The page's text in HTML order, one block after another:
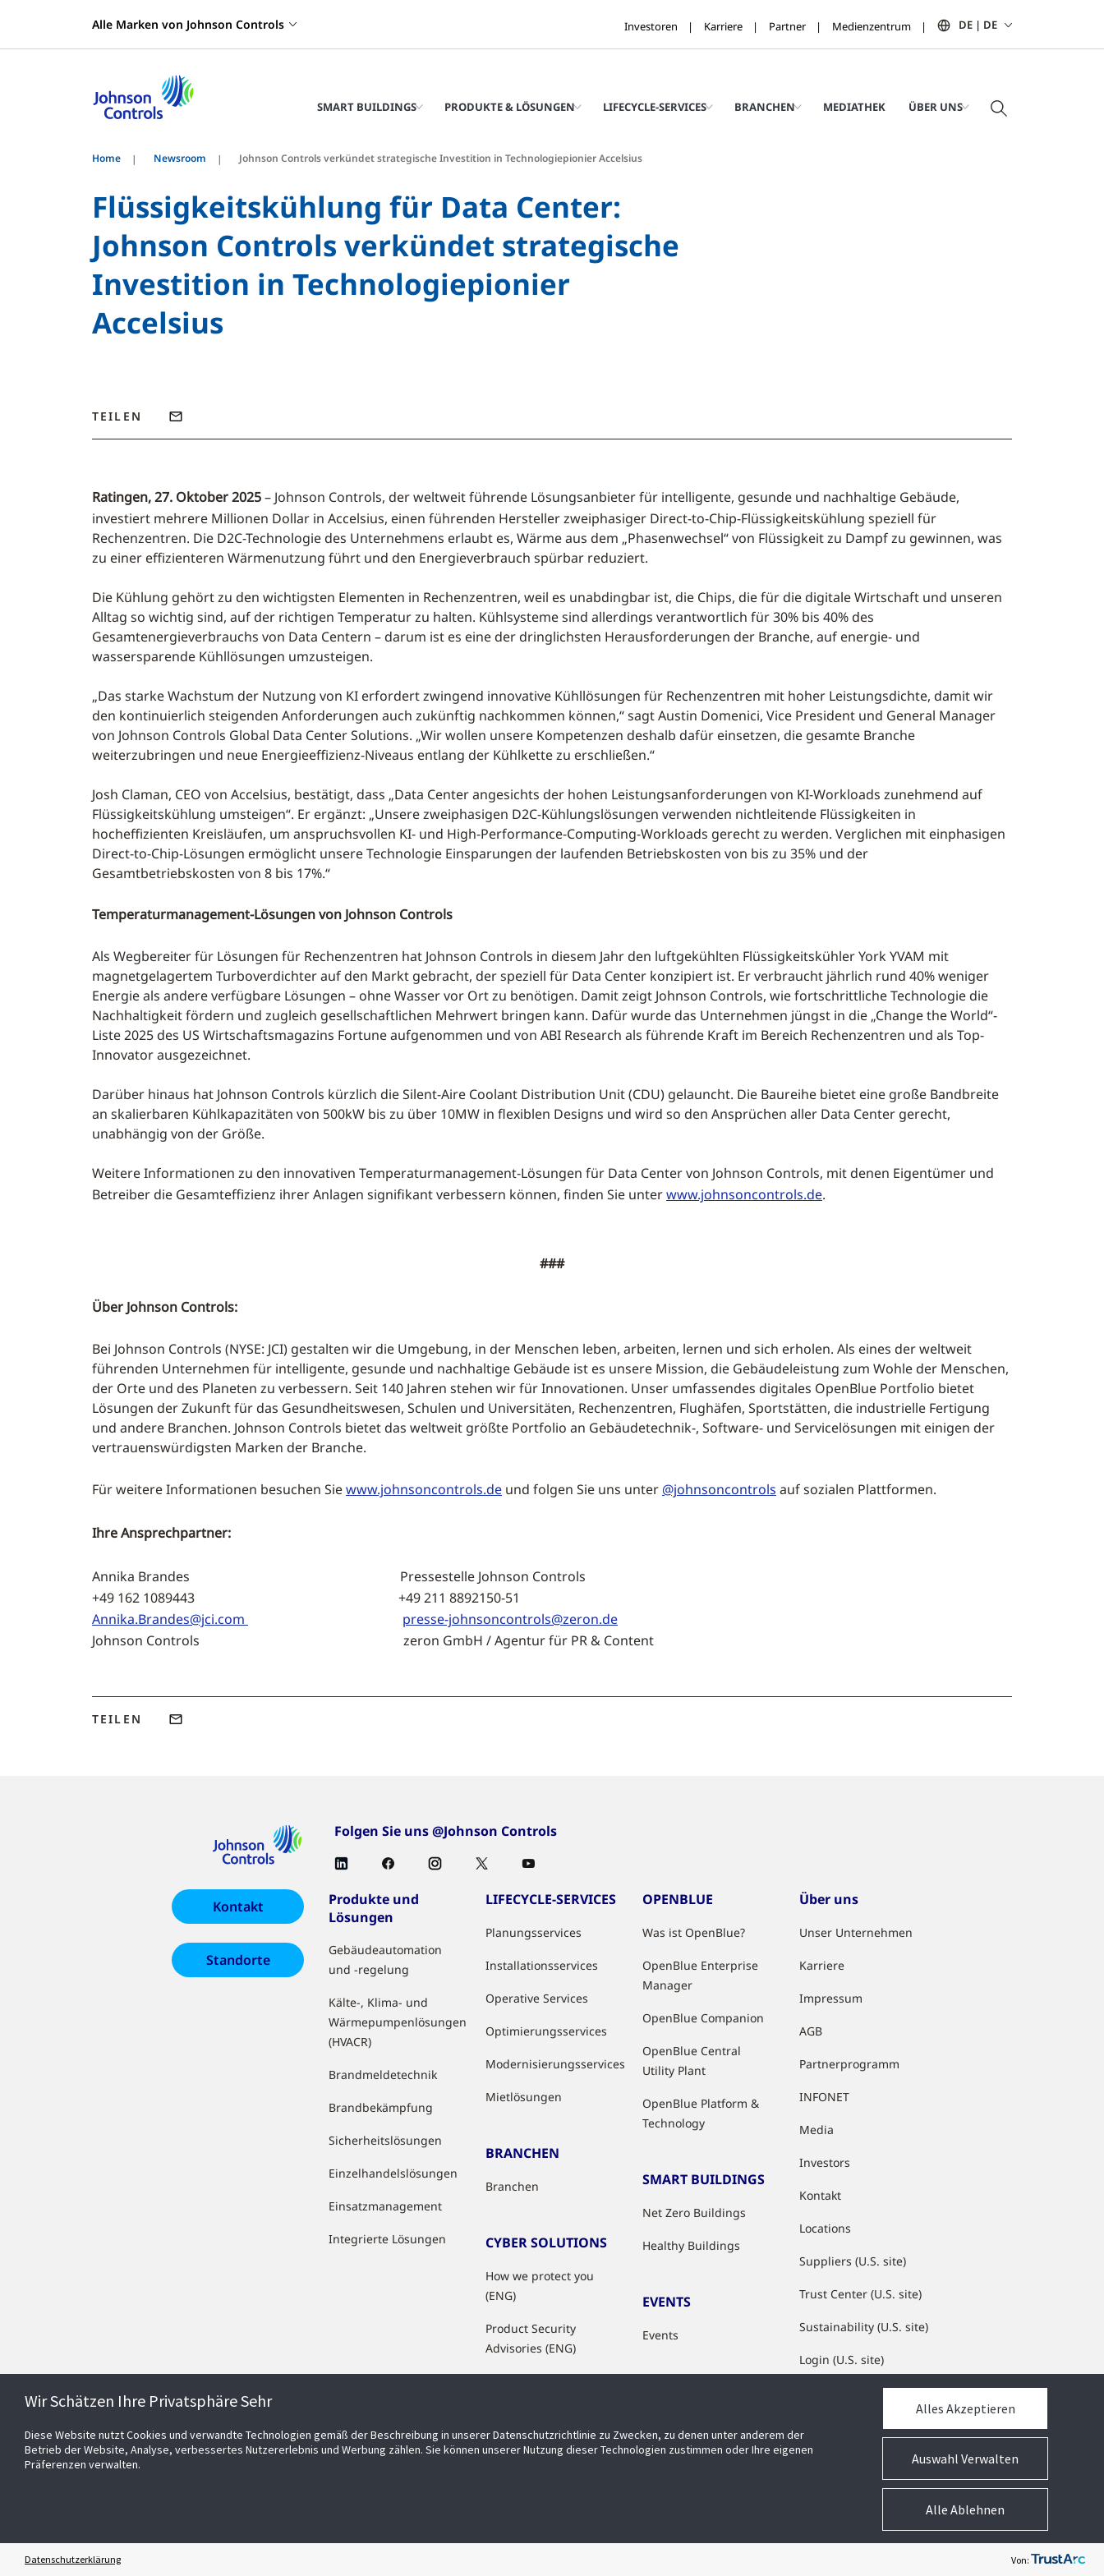
Alle Marken von Johnson Controls Investoren Karriere Partner Medienzentrum DE | DE
SMART BUILDINGS PRODUKTE & LÖSUNGEN LIFECYCLE-SERVICES BRANCHEN MEDIATHEK ÜBER UNS
Home Newsroom Johnson Controls verkündet strategische Investition in Technologiepionier Accelsius
Flüssigkeitskühlung für Data Center:
Johnson Controls verkündet strategische
Investition in Technologiepionier
Accelsius
TEILEN
Ratingen, 27. Oktober 2025– Johnson Controls, der weltweit führende Lösungsanbieter für intelligente, gesunde und nachhaltige Gebäude,
investiert mehrere Millionen Dollar in Accelsius, einen führenden Hersteller zweiphasiger Direct-to-Chip-Flüssigkeitskühlung speziell für
Rechenzentren. Die D2C-Technologie des Unternehmens erlaubt es, Wärme aus dem „Phasenwechsel“ von Flüssigkeit zu Dampf zu gewinnen, was
zu einer effizienteren Wärmenutzung führt und den Energieverbrauch spürbar reduziert.
Die Kühlung gehört zu den wichtigsten Elementen in Rechenzentren, weil es unabdingbar ist, die Chips, die für die digitale Wirtschaft und unseren
Alltag so wichtig sind, auf der richtigen Temperatur zu halten. Kühlsysteme sind allerdings verantwortlich für 30% bis 40% des
Gesamtenergieverbrauchs von Data Centern – darum ist es eine der dringlichsten Herausforderungen der Branche, auf energie- und
wassersparende Kühllösungen umzusteigen.
„Das starke Wachstum der Nutzung von KI erfordert zwingend innovative Kühllösungen für Rechenzentren mit hoher Leistungsdichte, damit wir
den kontinuierlich steigenden Anforderungen auch zukünftig nachkommen können,“ sagt Austin Domenici, Vice President und General Manager
von Johnson Controls Global Data Center Solutions. „Wir wollen unsere Kompetenzen deshalb dafür einsetzen, die gesamte Branche
weiterzubringen und neue Energieeffizienz-Niveaus entlang der Kühlkette zu erschließen.“
Josh Claman, CEO von Accelsius, bestätigt, dass „Data Center angesichts der hohen Leistungsanforderungen von KI-Workloads zunehmend auf
Flüssigkeitskühlung umsteigen“. Er ergänzt: „Unsere zweiphasigen D2C-Kühlungslösungen verwenden nichtleitende Flüssigkeiten in
hocheffizienten Kreisläufen, um anspruchsvollen KI- und High-Performance-Computing-Workloads gerecht zu werden. Verglichen mit einphasigen
Direct-to-Chip-Lösungen ermöglicht unsere Technologie Einsparungen der laufenden Betriebskosten von bis zu 35% und der
Gesamtbetriebskosten von 8 bis 17%.“
Temperaturmanagement-Lösungen von Johnson Controls
Als Wegbereiter für Lösungen für Rechenzentren hat Johnson Controls in diesem Jahr den luftgekühlten Flüssigkeitskühler York YVAM mit
magnetgelagertem Turboverdichter auf den Markt gebracht, der speziell für Data Center konzipiert ist. Er verbraucht jährlich rund 40% weniger
Energie als andere verfügbare Lösungen – ohne Wasser vor Ort zu benötigen. Damit zeigt Johnson Controls, wie fortschrittliche Technologie die
Nachhaltigkeit fördern und zugleich gesellschaftlichen Mehrwert bringen kann. Dafür wurde das Unternehmen jüngst in die „Change the World“-
Liste 2025 des US Wirtschaftsmagazins Fortune aufgenommen und von ABI Research als führende Kraft im Bereich Rechenzentren und als Top-
Innovator ausgezeichnet.
Darüber hinaus hat Johnson Controls kürzlich die Silent-Aire Coolant Distribution Unit (CDU) gelauncht. Die Baureihe bietet eine große Bandbreite
an skalierbaren Kühlkapazitäten von 500kW bis zu über 10MW in flexiblen Designs und wird so den Ansprüchen aller Data Center gerecht,
unabhängig von der Größe.
Weitere Informationen zu den innovativen Temperaturmanagement-Lösungen für Data Center von Johnson Controls, mit denen Eigentümer und
Betreiber die Gesamteffizienz ihrer Anlagen signifikant verbessern können, finden Sie unterwww.johnsoncontrols.de.
###
Über Johnson Controls:
Bei Johnson Controls (NYSE: JCI) gestalten wir die Umgebung, in der Menschen leben, arbeiten, lernen und sich erholen. Als eines der weltweit
führenden Unternehmen für intelligente, gesunde und nachhaltige Gebäude ist es unsere Mission, die Gebäudeleistung zum Wohle der Menschen,
der Orte und des Planeten zu verbessern. Seit 140 Jahren stehen wir für Innovationen. Unser umfassendes digitales OpenBlue Portfolio bietet
Lösungen der Zukunft für das Gesundheitswesen, Schulen und Universitäten, Rechenzentren, Flughäfen, Sportstätten, die industrielle Fertigung
und andere Branchen. Johnson Controls bietet das weltweit größte Portfolio an Gebäudetechnik-, Software- und Servicelösungen mit einigen der
vertrauenswürdigsten Marken der Branche.
Für weitere Informationen besuchen Siewww.johnsoncontrols.de und folgen Sie uns unter @johnsoncontrols auf sozialen Plattformen.
Ihre Ansprechpartner:
Annika Brandes
Pressestelle Johnson Controls
+49 162 1089443 +49 211 8892150-51
Annika.Brandes@jci.com
presse-johnsoncontrols@zeron.de
Johnson Controls zeron GmbH / Agentur für PR & Content
TEILEN
Folgen Sie uns @Johnson Controls
Kontakt
Standorte
Produkte und
Lösungen
Gebäudeautomation
und -regelung
Kälte-, Klima- und
Wärmepumpenlösungen
(HVACR)
Brandmeldetechnik
Brandbekämpfung
Sicherheitslösungen
Einzelhandelslösungen
Einsatzmanagement
Integrierte Lösungen
LIFECYCLE-SERVICES
Planungsservices
Installationsservices
Operative Services
Optimierungsservices
Modernisierungsservices
Mietlösungen
BRANCHEN
Branchen
CYBER SOLUTIONS
How we protect you
(ENG)
Product Security
Advisories (ENG)
OPENBLUE
Was ist OpenBlue?
OpenBlue Enterprise
Manager
OpenBlue Companion
OpenBlue Central
Utility Plant
OpenBlue Platform &
Technology
SMART BUILDINGS
Net Zero Buildings
Healthy Buildings
EVENTS
Events
Über uns
Unser Unternehmen
Karriere
Impressum
AGB
Partnerprogramm
INFONET
Media
Investors
Kontakt
Locations
Suppliers (U.S. site)
Trust Center (U.S. site)
Sustainability (U.S. site)
Login (U.S. site)
Mediathek
© 2026 Johnson Controls Inc. All rights reserved.
Wir Schätzen Ihre Privatsphäre Sehr
Diese Website nutzt Cookies und verwandte Technologien gemäß der Beschreibung in unserer Datenschutzrichtlinie zu Zwecken, zu denen unter anderem der
Betrieb der Website, Analyse, verbessertes Nutzererlebnis und Werbung zählen. Sie können unserer Nutzung dieser Technologien zustimmen oder Ihre eigenen
Präferenzen verwalten.
Auswahl Verwalten
Alles Akzeptieren
Alle Ablehnen
Datenschutzerklärung Von:
Impressum